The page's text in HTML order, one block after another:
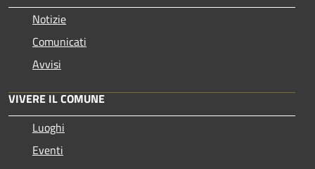
Notizie
Comunicati
Avvisi
VIVERE IL COMUNE
Luoghi
Eventi